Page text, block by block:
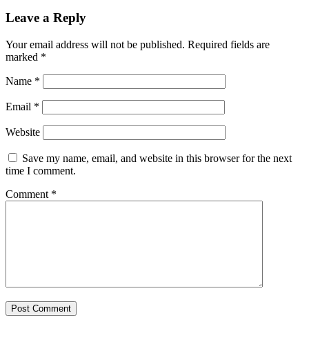
Leave a Reply
Your email address will not be published. Required fields are
marked *
Name *
Email *
Website
Save my name, email, and website in this browser for the next
time I comment.
Comment *